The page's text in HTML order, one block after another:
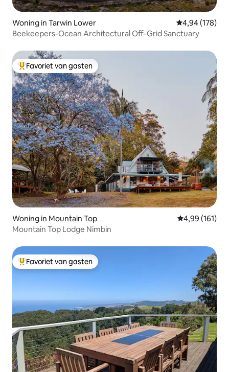
Woning in Tarwin Lower Gemiddelde
4,94 (178)
Beekeepers-Ocean Architectural Off-Grid Sanctuary
Topfavoriet van gasten
Favoriet van gasten
Woning in Mountain Top Gemiddelde
4,99 (161)
Mountain Top Lodge Nimbin
Topfavoriet van gasten
Favoriet van gasten